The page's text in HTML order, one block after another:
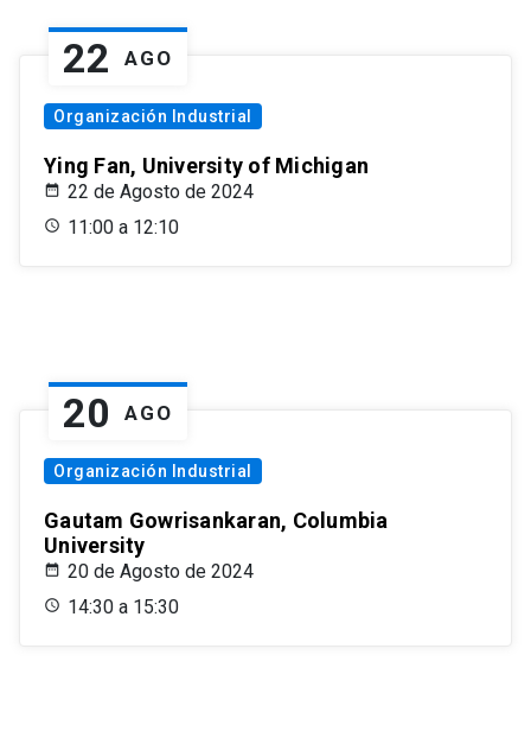
22 AGO
Organización Industrial
Ying Fan, University of Michigan
22 de Agosto de 2024
11:00 a 12:10
20 AGO
Organización Industrial
Gautam Gowrisankaran, Columbia
University
20 de Agosto de 2024
14:30 a 15:30